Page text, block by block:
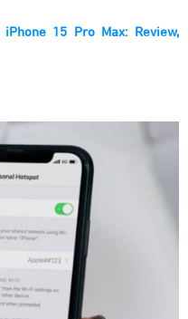
15 Pro Max: Review,